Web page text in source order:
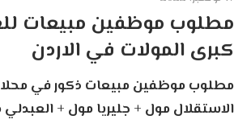
مبيعات للعمل لدى
في الاردن
مبيعاتذكور فيمحلاتبيعملابس
مول+جليريا مول+ العبدليمول)